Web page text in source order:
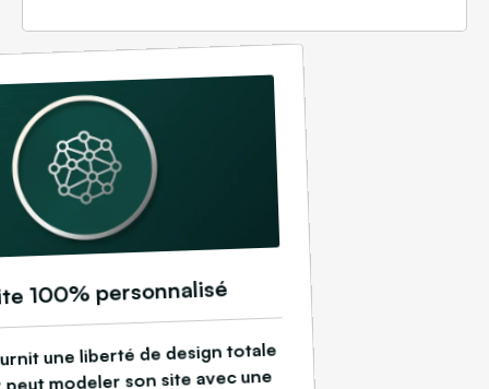
100% personnalisé
une liberté de design totale
modeler son site avec une